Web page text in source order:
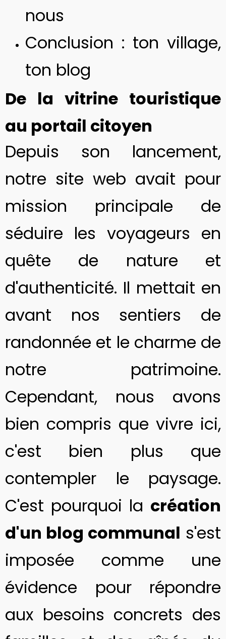
nous
Conclusion : ton village,
ton blog
De la vitrine touristique
au portail citoyen
Depuis son lancement,
notre site web avait pour
mission principale de
séduire les voyageurs en
quête de nature et
d'authenticité. Il mettait en
avant nos sentiers de
randonnée et le charme de
notre patrimoine.
Cependant, nous avons
bien compris que vivre ici,
c'est bien plus que
contempler le paysage.
C'est pourquoi la création
d'un blog communal s'est
imposée comme une
évidence pour répondre
aux besoins concrets des